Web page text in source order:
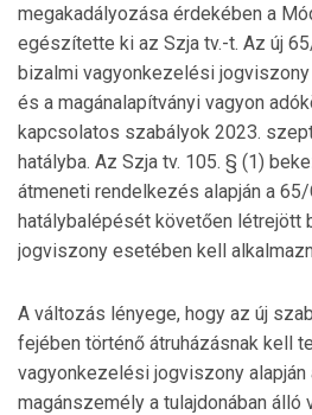
megakadályozása érdekében a
egészítette ki az Szja tv.-t. Az új
bizalmi vagyonkezelési
és a magánalapítványi vagyon
kapcsolatos szabályok 2023.
hatályba. Az Szja tv. 105. § (1)
átmeneti rendelkezés alapján a
hatálybalépését követően létrejött
jogviszony esetében kell
A változás lényege, hogy az új
fejében történő átruházásnak kell
vagyonkezelési jogviszony alapján
magánszemély a tulajdonában álló